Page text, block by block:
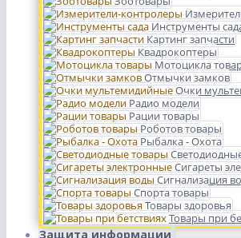
Инструменты
Картинг запчасти
Квадрокоптеры
Мотоцикла
Отмычки замков
Очки
Радио модели
Рации товары
Роботов товары
Рыбалка - Охота
Сигареты
Сигнализация
Спорта товары
Товары здоровья
Товары при
Защита информации